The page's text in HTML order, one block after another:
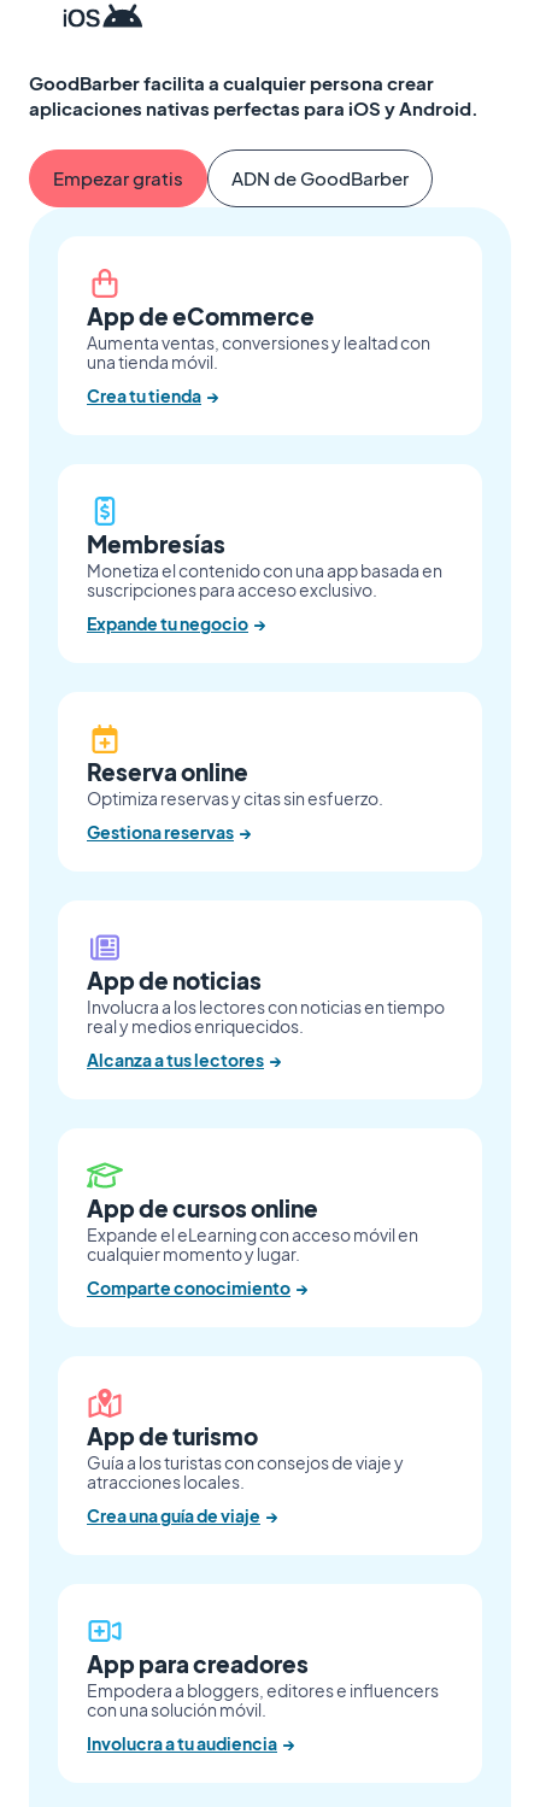
GoodBarber facilita a cualquier persona crear
aplicaciones nativas perfectas para iOS y Android.
Empezar gratis ADN de GoodBarber
App de eCommerce
Aumenta ventas, conversiones y lealtad con
una tienda móvil.
Crea tu tienda →
Membresías
Monetiza el contenido con una app basada en
suscripciones para acceso exclusivo.
Expande tu negocio →
Reserva online
Optimiza reservas y citas sin esfuerzo.
Gestiona reservas →
App de noticias
Involucra a los lectores con noticias en tiempo
real y medios enriquecidos.
Alcanza a tus lectores →
App de cursos online
Expande el eLearning con acceso móvil en
cualquier momento y lugar.
Comparte conocimiento →
App de turismo
Guía a los turistas con consejos de viaje y
atracciones locales.
Crea una guía de viaje →
App para creadores
Empodera a bloggers, editores e influencers
con una solución móvil.
Involucra a tu audiencia →